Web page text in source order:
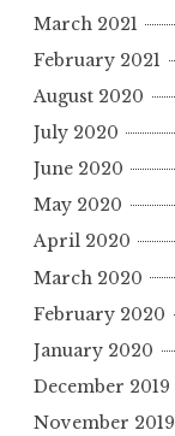
March 2021
February 2021
August 2020
July 2020
June 2020
May 2020
April 2020
March 2020
February 2020
January 2020
December 2019
November 2019